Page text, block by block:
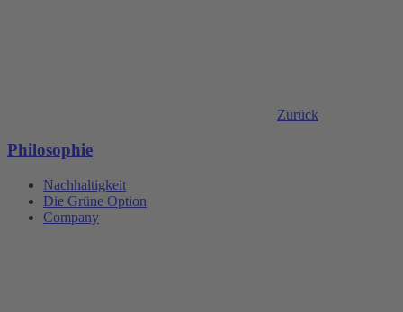
Zurück
Philosophie
Nachhaltigkeit
Die Grüne Option
Company